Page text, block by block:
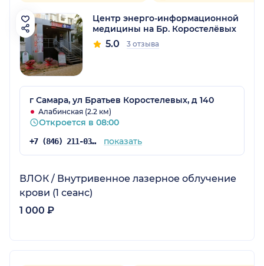
Центр энерго-информационной
медицины на Бр. Коростелёвых
5.0 3 отзыва
г Самара, ул Братьев Коростелевых, д 140
Алабинская (2.2 км)
Откроется в 08:00
+7 (846) 211-03-14 показать
ВЛОК / Внутривенное лазерное облучение
крови (1 сеанс)
1 000 ₽